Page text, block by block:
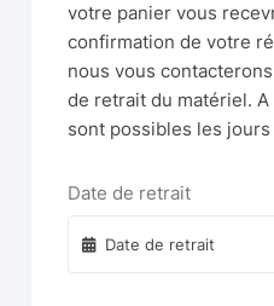
votre panier vous
confirmation de votre
nous vous contacterons
de retrait du matériel.
sont possibles les
Date de retrait